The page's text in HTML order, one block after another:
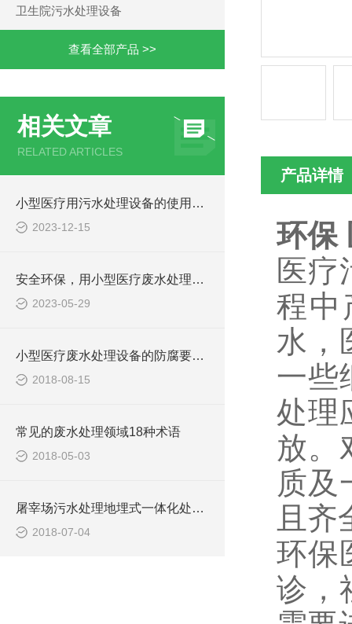
卫生院污水处理设备
查看全部产品 >>
相关文章
RELATED ARTICLES
小型医疗用污水处理设备的使用注意事项
2023-12-15
安全环保，用小型医疗废水处理设备
2023-05-29
小型医疗废水处理设备的防腐要求你做到了吗
2018-08-15
常见的废水处理领域18种术语
2018-05-03
屠宰场污水处理地埋式一体化处理设备
2018-07-04
产品详情
环保
医疗
程中
水，
一些
处理
放。
质及
且齐
环保
诊，